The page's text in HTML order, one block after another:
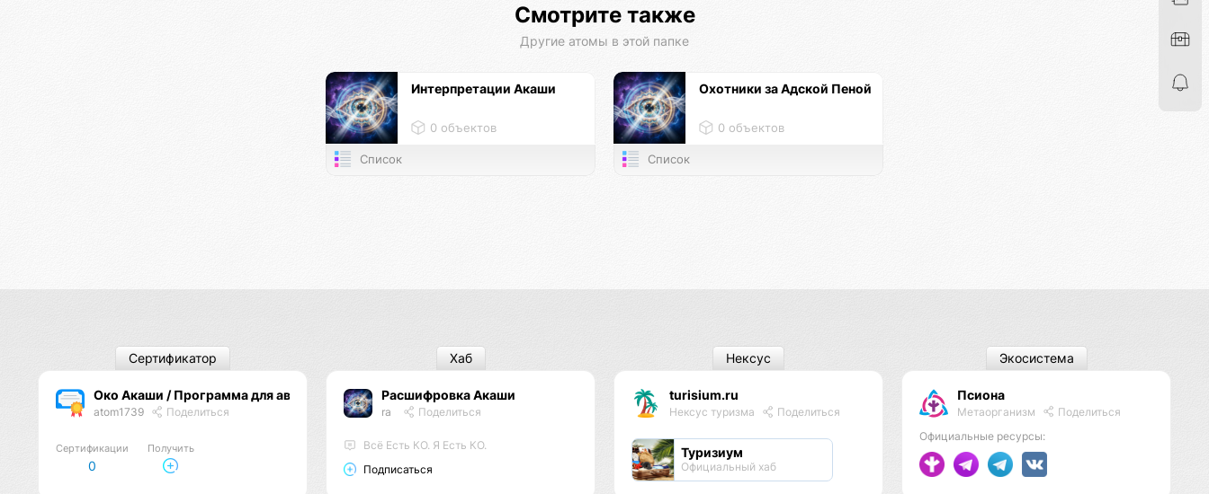
Смотрите также
Другие атомы в этой папке
Интерпретации Акаши
0 объектов
Список
Охотники за Адской Пеной
0 объектов
Список
Око Акаши / Программа для авторов
atom1739 Поделиться
Сертификации
0
Получить
Сертификатор
Расшифровка Акаши
ra Поделиться
Всё Есть КО. Я Есть КО.
Подписаться
Хаб
turisium.ru
Нексус туризма Поделиться
Туризиум
Официальный хаб
Нексус
Псиона
Метаорганизм
Поделиться
Официальные ресурсы:
Экосистема